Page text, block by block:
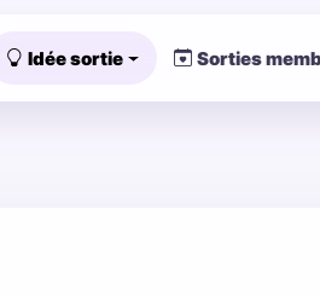
Idée sortie Sorties